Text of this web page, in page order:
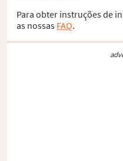
Para obter instruções de
as nossas FAQ.